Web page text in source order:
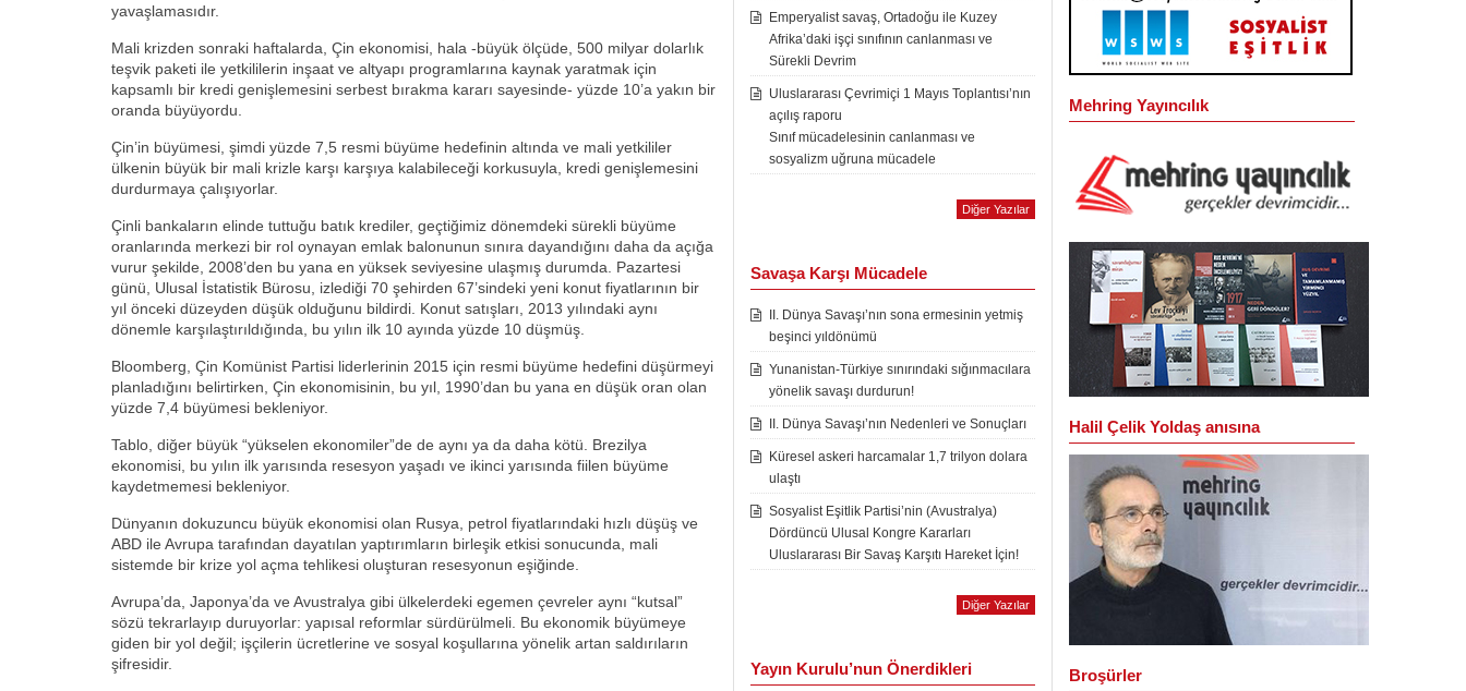
yavaşlamasıdır.
Mali krizden sonraki haftalarda, Çin ekonomisi, hala -büyük ölçüde, 500 milyar dolarlık
teşvik paketi ile yetkililerin inşaat ve altyapı programlarına kaynak yaratmak için
kapsamlı bir kredi genişlemesini serbest bırakma kararı sayesinde- yüzde 10’a yakın bir
oranda büyüyordu.
Çin’in büyümesi, şimdi yüzde 7,5 resmi büyüme hedefinin altında ve mali yetkililer
ülkenin büyük bir mali krizle karşı karşıya kalabileceği korkusuyla, kredi genişlemesini
durdurmaya çalışıyorlar.
Çinli bankaların elinde tuttuğu batık krediler, geçtiğimiz dönemdeki sürekli büyüme
oranlarında merkezi bir rol oynayan emlak balonunun sınıra dayandığını daha da açığa
vurur şekilde, 2008’den bu yana en yüksek seviyesine ulaşmış durumda. Pazartesi
günü, Ulusal İstatistik Bürosu, izlediği 70 şehirden 67’sindeki yeni konut fiyatlarının bir
yıl önceki düzeyden düşük olduğunu bildirdi. Konut satışları, 2013 yılındaki aynı
dönemle karşılaştırıldığında, bu yılın ilk 10 ayında yüzde 10 düşmüş.
Bloomberg, Çin Komünist Partisi liderlerinin 2015 için resmi büyüme hedefini düşürmeyi
planladığını belirtirken, Çin ekonomisinin, bu yıl, 1990’dan bu yana en düşük oran olan
yüzde 7,4 büyümesi bekleniyor.
Tablo, diğer büyük “yükselen ekonomiler”de de aynı ya da daha kötü. Brezilya
ekonomisi, bu yılın ilk yarısında resesyon yaşadı ve ikinci yarısında fiilen büyüme
kaydetmemesi bekleniyor.
Dünyanın dokuzuncu büyük ekonomisi olan Rusya, petrol fiyatlarındaki hızlı düşüş ve
ABD ile Avrupa tarafından dayatılan yaptırımların birleşik etkisi sonucunda, mali
sistemde bir krize yol açma tehlikesi oluşturan resesyonun eşiğinde.
Avrupa’da, Japonya’da ve Avustralya gibi ülkelerdeki egemen çevreler aynı “kutsal”
sözü tekrarlayıp duruyorlar: yapısal reformlar sürdürülmeli. Bu ekonomik büyümeye
giden bir yol değil; işçilerin ücretlerine ve sosyal koşullarına yönelik artan saldırıların
şifresidir.
Emperyalist savaş, Ortadoğu ile Kuzey
Afrika’daki işçi sınıfının canlanması ve
Sürekli Devrim
Uluslararası Çevrimiçi 1 Mayıs Toplantısı’nın
açılış raporu
Sınıf mücadelesinin canlanması ve
sosyalizm uğruna mücadele
Diğer Yazılar
Savaşa Karşı Mücadele
II. Dünya Savaşı’nın sona ermesinin yetmiş
beşinci yıldönümü
Yunanistan-Türkiye sınırındaki sığınmacılara
yönelik savaşı durdurun!
II. Dünya Savaşı’nın Nedenleri ve Sonuçları
Küresel askeri harcamalar 1,7 trilyon dolara
ulaştı
Sosyalist Eşitlik Partisi’nin (Avustralya)
Dördüncü Ulusal Kongre Kararları
Uluslararası Bir Savaş Karşıtı Hareket İçin!
Diğer Yazılar
Yayın Kurulu’nun Önerdikleri
Mehring Yayıncılık
Halil Çelik Yoldaş anısına
Broşürler